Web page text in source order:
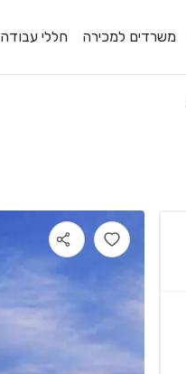
משרדים למכירה חללי עבודה